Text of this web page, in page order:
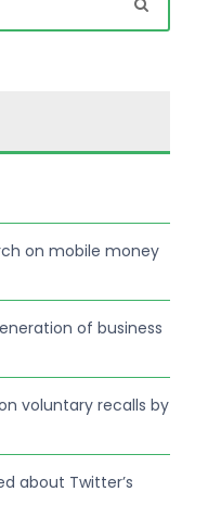
on mobile money
of business
voluntary recalls by
about Twitter’s